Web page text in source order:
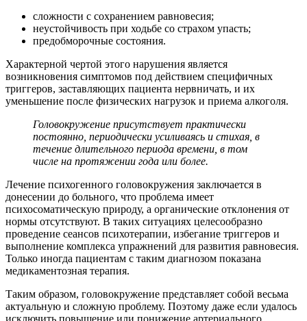
сложности с сохранением равновесия;
неустойчивость при ходьбе со страхом упасть;
предобморочные состояния.
Характерной чертой этого нарушения является
возникновения симптомов под действием специфичных
триггеров, заставляющих пациента нервничать, и их
уменьшение после физических нагрузок и приема алкоголя.
Головокружение присутствует практически
постоянно, периодически усиливаясь и стихая, в
течение длительного периода времени, в том
числе на протяжении года или более.
Лечение психогенного головокружения заключается в
донесении до больного, что проблема имеет
психосоматическую природу, а органические отклонения от
нормы отсутствуют. В таких ситуациях целесообразно
проведение сеансов психотерапии, избегание триггеров и
выполнение комплекса упражнений для развития равновесия.
Только иногда пациентам с таким диагнозом показана
медикаментозная терапия.
Таким образом, головокружение представляет собой весьма
актуальную и сложную проблему. Поэтому даже если удалось